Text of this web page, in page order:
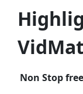
Non Stop